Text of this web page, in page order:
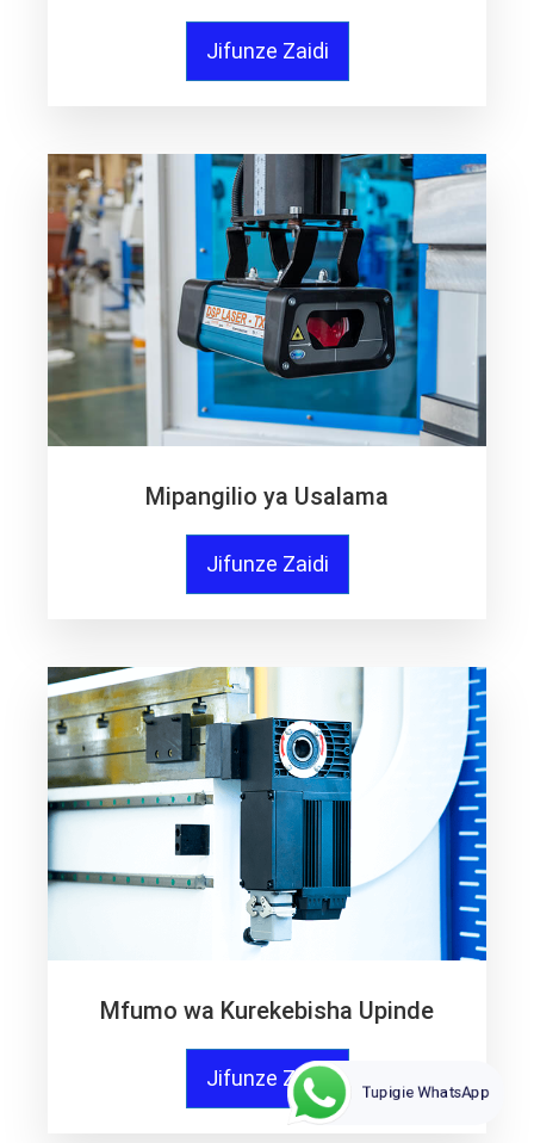
Jifunze Zaidi
Mipangilio ya Usalama
Jifunze Zaidi
Mfumo wa Kurekebisha Upinde
Jifunze Zaidi
Tupigie WhatsApp